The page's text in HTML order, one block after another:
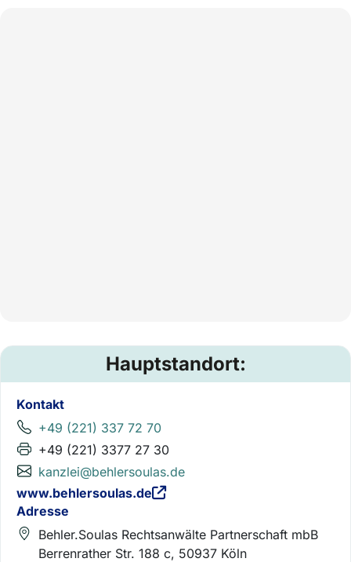
Hauptstandort:
Kontakt
+49 (221) 337 72 70
+49 (221) 3377 27 30
kanzlei@behlersoulas.de
www.behlersoulas.de
Adresse
Behler.Soulas Rechtsanwälte Partnerschaft mbB
Berrenrather Str. 188 c, 50937 Köln